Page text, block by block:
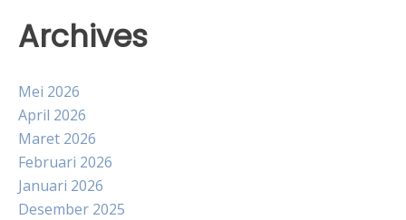
Archives
Mei 2026
April 2026
Maret 2026
Februari 2026
Januari 2026
Desember 2025